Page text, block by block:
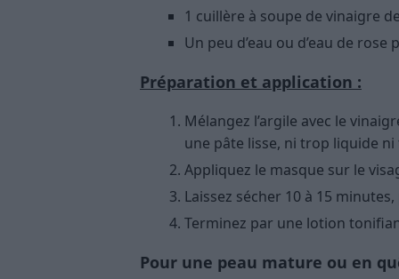
1 cuillère à soupe de vinaigre
Un peu d’eau ou d’eau de
Préparation et application :
Mélangez l’argile avec le
une pâte lisse, ni trop liquide ni
Appliquez le masque sur le
Laissez sécher 10 à 15
Terminez par une lotion
Pour une peau mature ou en